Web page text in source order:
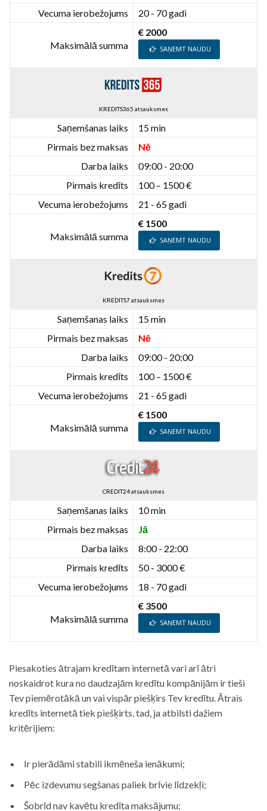
Vecuma ierobežojums
20 - 70 gadi
Maksimālā summa
€ 2000
SAŅEMT NAUDU
KREDITS365 atsauksmes
Saņemšanas laiks
15 min
Pirmais bez maksas
Nē
Darba laiks
09:00 - 20:00
Pirmais kredīts
100 – 1500 €
Vecuma ierobežojums
21 - 65 gadi
Maksimālā summa
€ 1500
SAŅEMT NAUDU
KREDITS7 atsauksmes
Saņemšanas laiks
15 min
Pirmais bez maksas
Nē
Darba laiks
09:00 - 20:00
Pirmais kredīts
100 – 1500 €
Vecuma ierobežojums
21 - 65 gadi
Maksimālā summa
€ 1500
SAŅEMT NAUDU
CREDIT24 atsauksmes
Saņemšanas laiks
10 min
Pirmais bez maksas
Jā
Darba laiks
8:00 - 22:00
Pirmais kredīts
50 - 3000 €
Vecuma ierobežojums
18 - 70 gadi
Maksimālā summa
€ 3500
SAŅEMT NAUDU
Piesakoties ātrajam kredītam internetā vari arī ātri
noskaidrot kura no daudzajām kredītu kompānijām ir tieši
Tev piemērotākā un vai vispār piešķirs Tev kredītu. Ātrais
kredīts internetā tiek piešķirts, tad, ja atbilsti dažiem
kritērijiem:
Ir pierādāmi stabili ikmēneša ienākumi;
Pēc izdevumu segšanas paliek brīvie līdzekļi;
Šobrīd nav kavētu kredīta maksājumu;